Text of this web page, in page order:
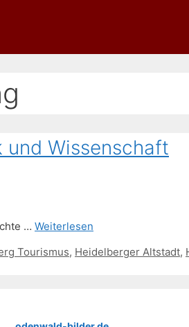
und Wissenschaft
… Weiterlesen
Tourismus, Heidelberger Altstadt,